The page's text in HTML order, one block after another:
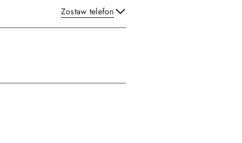
Zostaw telefon
Wyślij